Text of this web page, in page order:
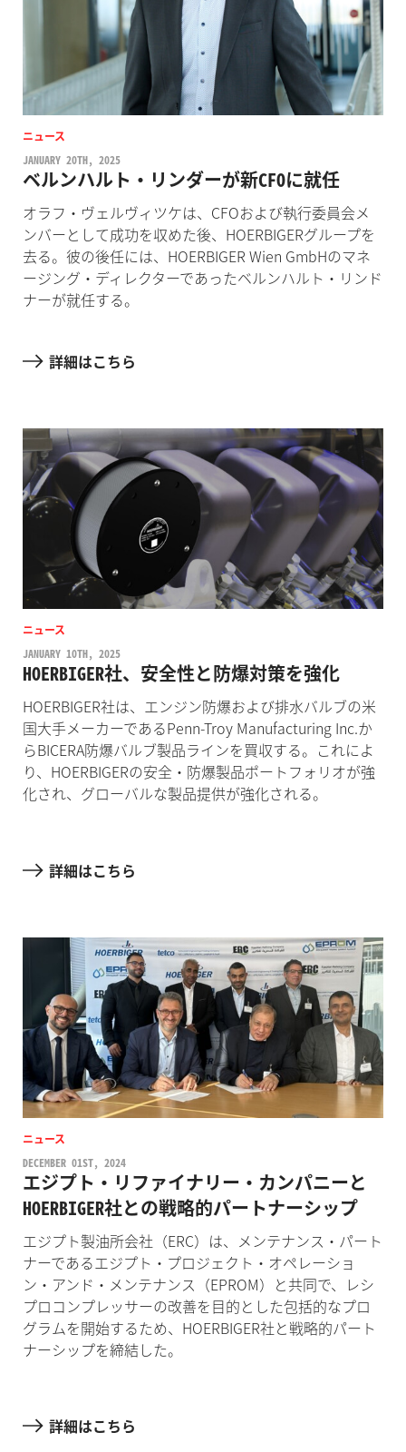
ニュース
JANUARY 20TH, 2025
ベルンハルト・リンダーが新CFOに就任
オラフ・ヴェルヴィツケは、CFOおよび執行委員会メ
ンバーとして成功を収めた後、HOERBIGERグループを
去る。彼の後任には、HOERBIGER Wien GmbHのマネ
ージング・ディレクターであったベルンハルト・リンド
ナーが就任する。
詳細はこちら
ニュース
JANUARY 10TH, 2025
HOERBIGER社、安全性と防爆対策を強化
HOERBIGER社は、エンジン防爆および排水バルブの米
国大手メーカーであるPenn-Troy Manufacturing Inc.か
らBICERA防爆バルブ製品ラインを買収する。これによ
り、HOERBIGERの安全・防爆製品ポートフォリオが強
化され、グローバルな製品提供が強化される。
詳細はこちら
ニュース
DECEMBER 01ST, 2024
エジプト・リファイナリー・カンパニーと
HOERBIGER社との戦略的パートナーシップ
エジプト製油所会社（ERC）は、メンテナンス・パート
ナーであるエジプト・プロジェクト・オペレーショ
ン・アンド・メンテナンス（EPROM）と共同で、レシ
プロコンプレッサーの改善を目的とした包括的なプロ
グラムを開始するため、HOERBIGER社と戦略的パート
ナーシップを締結した。
詳細はこちら